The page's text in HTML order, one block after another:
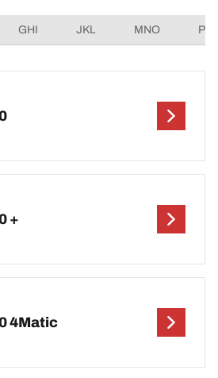
GHI JKL MNO
+
4Matic